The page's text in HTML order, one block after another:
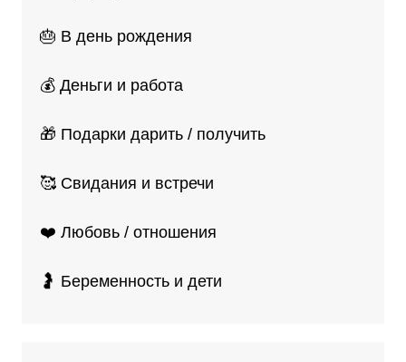
🎂 В день рождения
💰 Деньги и работа
🎁 Подарки дарить / получить
🥰 Свидания и встречи
❤️ Любовь / отношения
🤰 Беременность и дети